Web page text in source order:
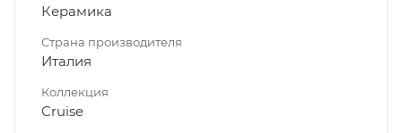
Керамика
Страна производителя
Италия
Коллекция
Cruise